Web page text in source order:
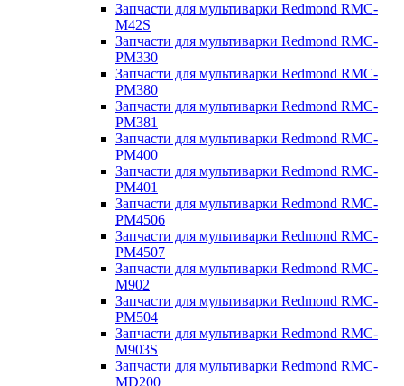
Запчасти для мультиварки Redmond RMC-
M42S
Запчасти для мультиварки Redmond RMC-
PM330
Запчасти для мультиварки Redmond RMC-
PM380
Запчасти для мультиварки Redmond RMC-
PM381
Запчасти для мультиварки Redmond RMC-
PM400
Запчасти для мультиварки Redmond RMC-
PM401
Запчасти для мультиварки Redmond RMC-
PM4506
Запчасти для мультиварки Redmond RMC-
PM4507
Запчасти для мультиварки Redmond RMC-
M902
Запчасти для мультиварки Redmond RMC-
PM504
Запчасти для мультиварки Redmond RMC-
M903S
Запчасти для мультиварки Redmond RMC-
MD200